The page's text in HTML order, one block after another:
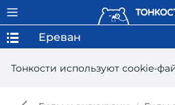
Тонкости используют сookie-
Ереван